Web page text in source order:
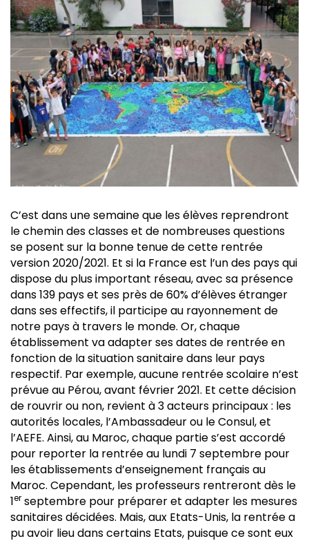
C’est dans une semaine que les élèves reprendront
le chemin des classes et de nombreuses questions
se posent sur la bonne tenue de cette rentrée
version 2020/2021. Et si la France est l’un des pays qui
dispose du plus important réseau, avec sa présence
dans 139 pays et ses près de 60% d’élèves étranger
dans ses effectifs, il participe au rayonnement de
notre pays à travers le monde. Or, chaque
établissement va adapter ses dates de rentrée en
fonction de la situation sanitaire dans leur pays
respectif. Par exemple, aucune rentrée scolaire n’est
prévue au Pérou, avant février 2021. Et cette décision
de rouvrir ou non, revient à 3 acteurs principaux : les
autorités locales, l’Ambassadeur ou le Consul, et
l’AEFE. Ainsi, au Maroc, chaque partie s’est accordé
pour reporter la rentrée au lundi 7 septembre pour
les établissements d’enseignement français au
Maroc. Cependant, les professeurs rentreront dès le
1er septembre pour préparer et adapter les mesures
sanitaires décidées. Mais, aux Etats-Unis, la rentrée a
pu avoir lieu dans certains Etats, puisque ce sont eux